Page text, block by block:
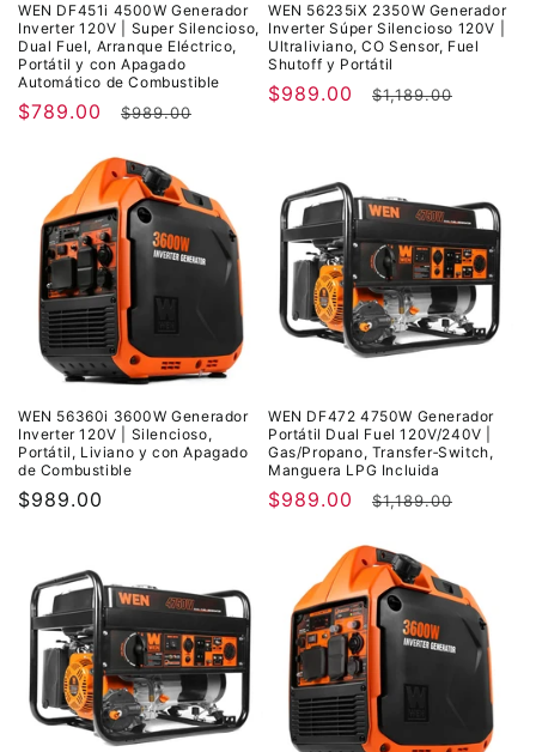
WEN DF451i 4500W Generador
Inverter 120V | Super Silencioso,
Dual Fuel, Arranque Eléctrico,
Portátil y con Apagado
Automático de Combustible
Precio
$789.00
Precio
$989.00
WEN 56235iX 2350W Generador
Inverter Súper Silencioso 120V |
Ultraliviano, CO Sensor, Fuel
Shutoff y Portátil
Precio
$989.00
Precio
$1,189.00
WEN 56360i 3600W Generador
Inverter 120V | Silencioso,
Portátil, Liviano y con Apagado
de Combustible
Precio
$989.00
WEN DF472 4750W Generador
Portátil Dual Fuel 120V/240V |
Gas/Propano, Transfer‑Switch,
Manguera LPG Incluida
Precio
$989.00
Precio
$1,189.00